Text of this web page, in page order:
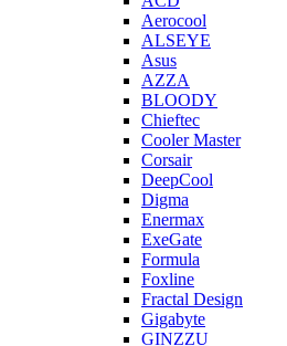
Aerocool
ALSEYE
Asus
AZZA
BLOODY
Chieftec
Cooler Master
Corsair
DeepCool
Digma
Enermax
ExeGate
Formula
Foxline
Fractal Design
Gigabyte
GINZZU